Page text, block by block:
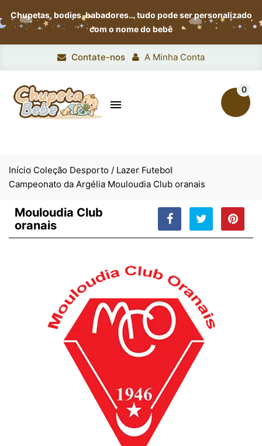
Chupetas, bodies, babadores…tudo pode ser personalizado
com o nome do bebê
Contate-nos A Minha Conta

0
Início Coleção Desporto / Lazer Futebol
Campeonato da Argélia Mouloudia Club oranais
Mouloudia Club
oranais